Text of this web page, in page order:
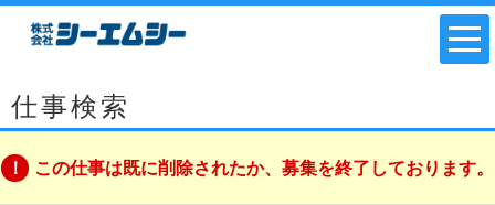
仕事検索
この仕事は既に削除されたか、募集を終了しております。